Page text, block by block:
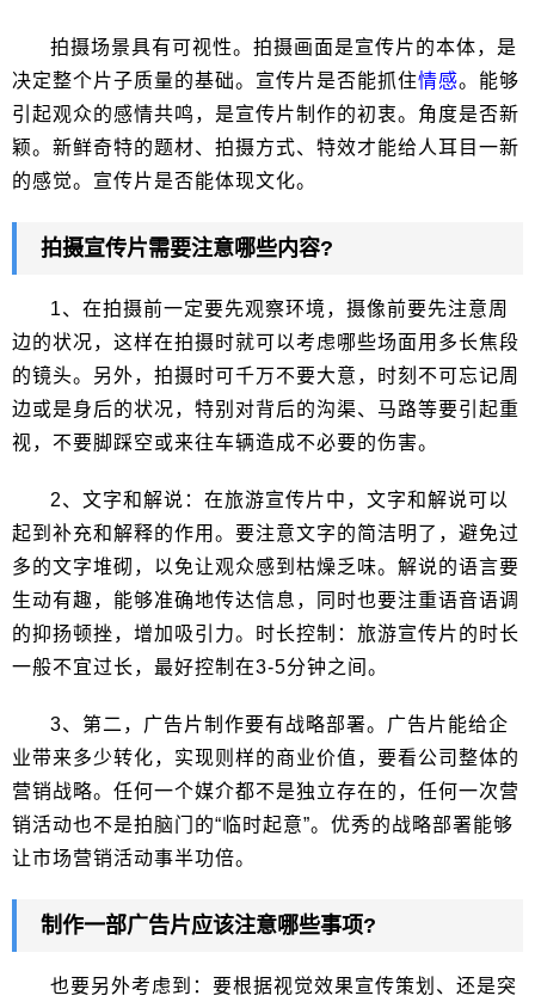
拍摄场景具有可视性。拍摄画面是宣传片的本体，是
决定整个片子质量的基础。宣传片是否能抓住情感。能够
引起观众的感情共鸣，是宣传片制作的初衷。角度是否新
颖。新鲜奇特的题材、拍摄方式、特效才能给人耳目一新
的感觉。宣传片是否能体现文化。
拍摄宣传片需要注意哪些内容?
1、在拍摄前一定要先观察环境，摄像前要先注意周
边的状况，这样在拍摄时就可以考虑哪些场面用多长焦段
的镜头。另外，拍摄时可千万不要大意，时刻不可忘记周
边或是身后的状况，特别对背后的沟渠、马路等要引起重
视，不要脚踩空或来往车辆造成不必要的伤害。
2、文字和解说：在旅游宣传片中，文字和解说可以
起到补充和解释的作用。要注意文字的简洁明了，避免过
多的文字堆砌，以免让观众感到枯燥乏味。解说的语言要
生动有趣，能够准确地传达信息，同时也要注重语音语调
的抑扬顿挫，增加吸引力。时长控制：旅游宣传片的时长
一般不宜过长，最好控制在3-5分钟之间。
3、第二，广告片制作要有战略部署。广告片能给企
业带来多少转化，实现则样的商业价值，要看公司整体的
营销战略。任何一个媒介都不是独立存在的，任何一次营
销活动也不是拍脑门的“临时起意”。优秀的战略部署能够
让市场营销活动事半功倍。
制作一部广告片应该注意哪些事项?
也要另外考虑到：要根据视觉效果宣传策划、还是突